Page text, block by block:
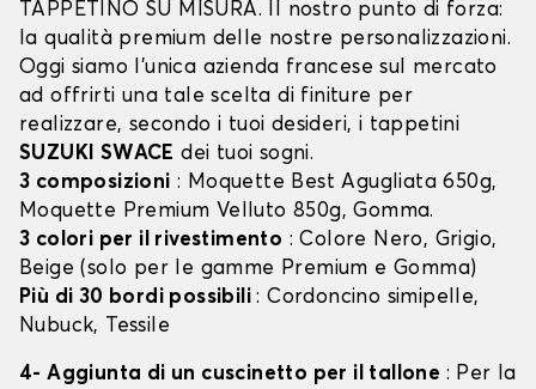
TAPPETINO SU MISURA. Il nostro punto di forza:
la qualità premium delle nostre personalizzazioni.
Oggi siamo l’unica azienda francese sul mercato
ad offrirti una tale scelta di finiture per
realizzare, secondo i tuoi desideri, i tappetini
SUZUKI SWACE dei tuoi sogni.
3 composizioni : Moquette Best Agugliata 650g,
Moquette Premium Velluto 850g, Gomma.
3 colori per il rivestimento : Colore Nero, Grigio,
Beige (solo per le gamme Premium e Gomma)
Più di 30 bordi possibili: Cordoncino simipelle,
Nubuck, Tessile
4- Aggiunta di un cuscinetto per il tallone : Per la